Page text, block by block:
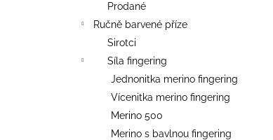
Prodané
Ručně barvené příze
Sirotci
Síla fingering
Jednonitka merino fingering
Vícenitka merino fingering
Merino 500
Merino s bavlnou fingering